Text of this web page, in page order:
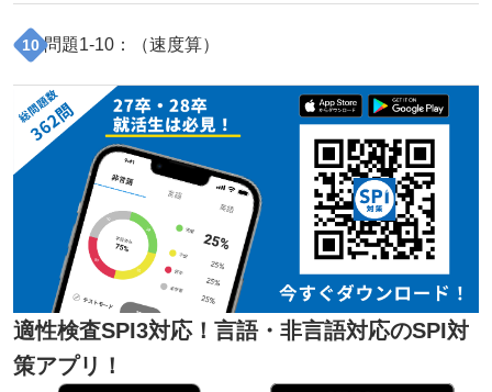
10 問題1-10 ：（速度算）
適性検査SPI3対応！言語・非言語対応のSPI対
策アプリ！